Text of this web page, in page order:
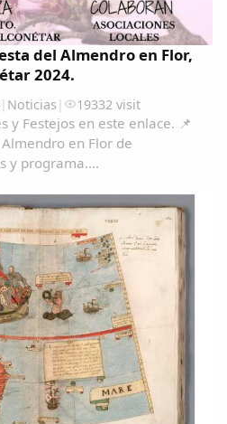
del Almendro en Flor,
2024.
| Noticias | 19332 visit
Festejos en este enlace. 📌
en Flor de
y programa....